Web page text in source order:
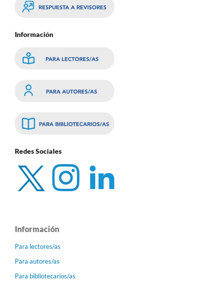
Información
Redes Sociales
Información
Para lectores/as
Para autores/as
Para bibliotecarios/as